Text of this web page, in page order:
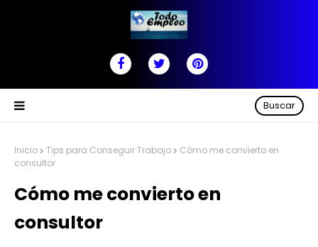
Buscar
Inicio Tips para Conseguir Trabajo
Cómo me convierto en
consultor
Cómo me convierto en
consultor